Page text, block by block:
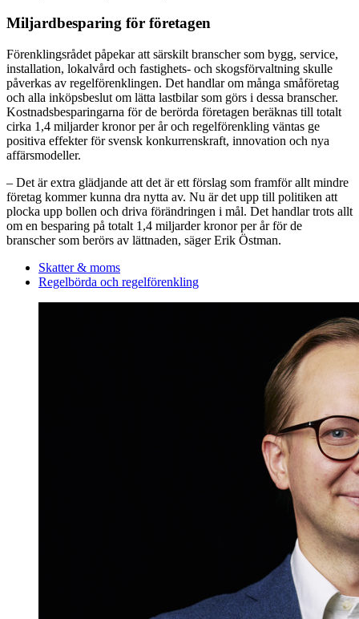
Miljardbesparing för företagen
Förenklingsrådet påpekar att särskilt branscher som bygg, service,
installation, lokalvård och fastighets- och skogsförvaltning skulle
påverkas av regelförenklingen. Det handlar om många småföretag
och alla inköpsbeslut om lätta lastbilar som görs i dessa branscher.
Kostnadsbesparingarna för de berörda företagen beräknas till totalt
cirka 1,4 miljarder kronor per år och regelförenkling väntas ge
positiva effekter för svensk konkurrenskraft, innovation och nya
affärsmodeller.
– Det är extra glädjande att det är ett förslag som framför allt mindre
företag kommer kunna dra nytta av. Nu är det upp till politiken att
plocka upp bollen och driva förändringen i mål. Det handlar trots allt
om en besparing på totalt 1,4 miljarder kronor per år för de
branscher som berörs av lättnaden, säger Erik Östman.
Skatter & moms
Regelbörda och regelförenkling